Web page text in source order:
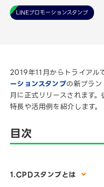
LINEプロモーションスタンプ
2019年11月からトライアル
ーションスタンプの新プラ
月に正式リリースされます
特長や活用例を紹介します。
目次
1.CPDスタンプとは